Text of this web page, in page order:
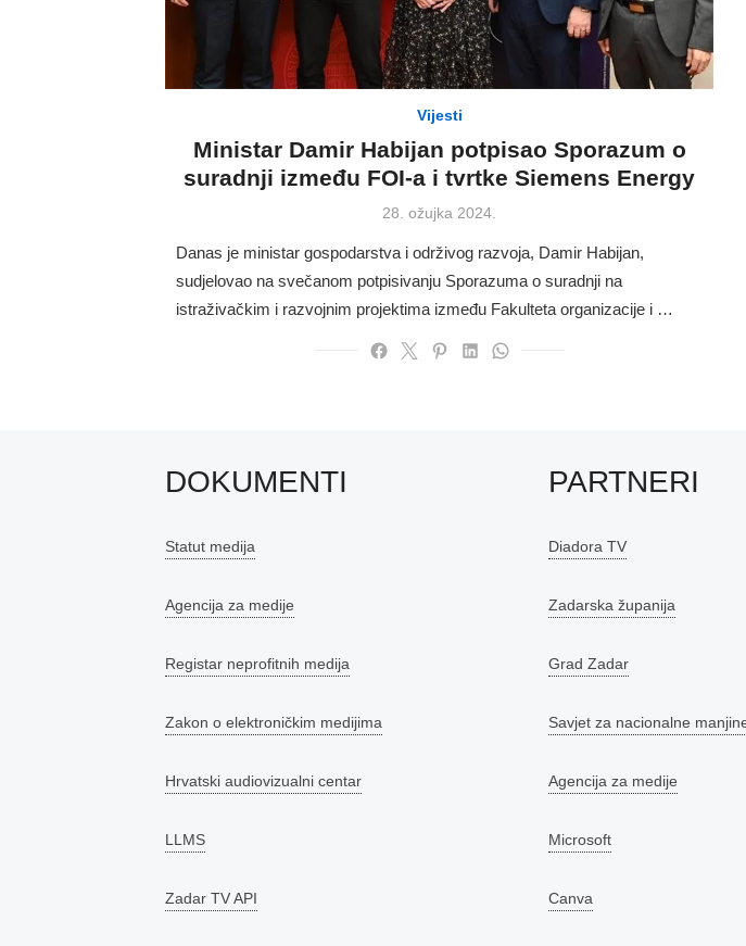
Vijesti
Ministar Damir Habijan potpisao Sporazum o
suradnji između FOI-a i tvrtke Siemens Energy
Posted
28. ožujka 2024.
Danas je ministar gospodarstva i održivog razvoja, Damir Habijan,
sudjelovao na svečanom potpisivanju Sporazuma o suradnji na
istraživačkim i razvojnim projektima između Fakulteta organizacije i …
DOKUMENTI
Statut medija
Agencija za medije
Registar neprofitnih medija
Zakon o elektroničkim medijima
Hrvatski audiovizualni centar
LLMS
Zadar TV API
PARTNERI
Diadora TV
Zadarska županija
Grad Zadar
Savjet za nacionalne
Agencija za medije
Microsoft
Canva